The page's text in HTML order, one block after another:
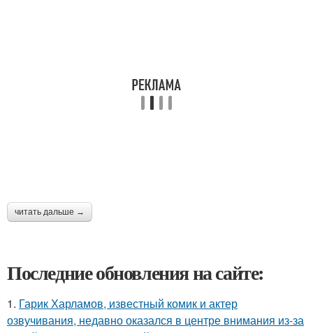
читать дальше →
Последние обновления на сайте:
1. Гарик Харламов, известный комик и актер
озвучивания, недавно оказался в центре внимания из-за